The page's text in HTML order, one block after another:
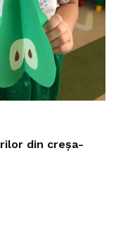
din creșa-